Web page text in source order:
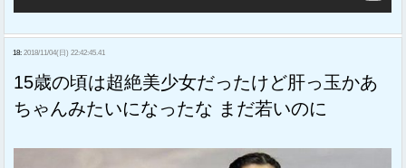
18: 2018/11/04(日) 22:42:45.41
15歳の頃は超絶美少女だったけど肝っ玉かあ
ちゃんみたいになったな まだ若いのに